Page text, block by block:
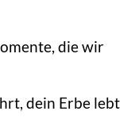
die wir
dein Erbe lebt